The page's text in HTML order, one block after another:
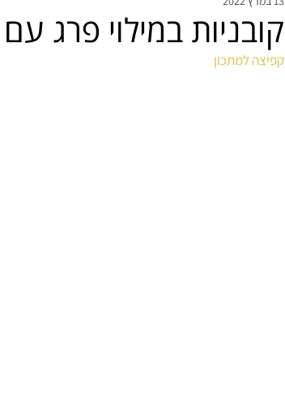
קובניות במילוי פרג
קפיצה למתכון